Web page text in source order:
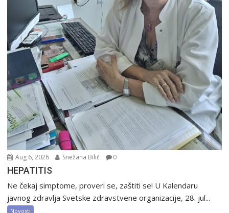
Aug 6, 2026 Snežana Bilić 0
HEPATITIS
Ne čekaj simptome, proveri se, zaštiti se! U Kalendaru
javnog zdravlja Svetske zdravstvene organizacije, 28. jul...
Novosti